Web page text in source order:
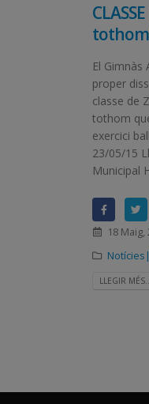
El Gimnàs
proper
classe de
tothom
exercici
23/05/15
Municipal
18 Maig,
LLEGIR